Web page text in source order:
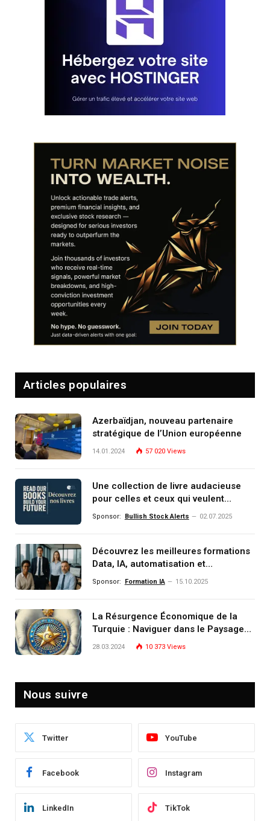
Articles populaires
Azerbaïdjan, nouveau partenaire
stratégique de l’Union européenne
14.01.2024 57 020 Views
Une collection de livre audacieuse
pour celles et ceux qui veulent
comprendre, investir et dominer le
Sponsor: Bullish Stock Alerts 02.07.2025
Découvrez les meilleures formations
Data, IA, automatisation et
investissement (gestion de
Sponsor: Formation IA 15.10.2025
La Résurgence Économique de la
Turquie : Naviguer dans le Paysage
Post-Crise
28.03.2024 10 373 Views
Nous suivre
Twitter YouTube
Facebook Instagram
LinkedIn TikTok